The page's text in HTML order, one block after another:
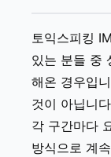
토익스피킹
있는 분들 중
해온 경우입
것이 아닙니
각 구간마다
방식으로 계